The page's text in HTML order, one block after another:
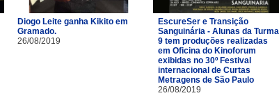
Diogo Leite ganha Kikito em
Gramado.
26/08/2019
EscureSer e Transição
Sanguinária - Alunas da Turma
9 tem produções realizadas
em Oficina do Kinoforum
exibidas no 30º Festival
internacional de Curtas
Metragens de São Paulo
26/08/2019